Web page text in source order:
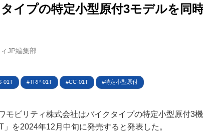
について
ポリシー
イプの特定小型原付3モデルを同
JP編集部
01T TRP-01T CC-01T 特定小型原付
モビリティ株式会社はバイクタイプの特定小型原付3
」を2024年12月中旬に発売すると発表した。